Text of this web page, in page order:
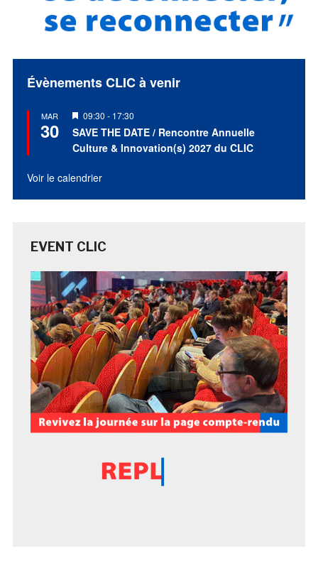
Évènements CLIC à venir
MAR
30
Mis
en
avant
09:30 - 17:30
SAVE THE DATE / Rencontre Annuelle
Culture & Innovation(s) 2027 du CLIC
Voir le calendrier
EVENT CLIC